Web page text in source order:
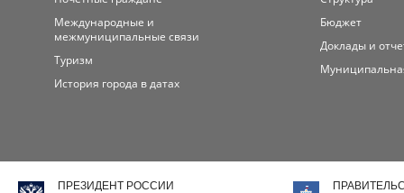
Международные и
межмуниципальные связи
Туризм
История города в датах
Бюджет
Доклады и
ПРЕЗИДЕНТ РОССИИ